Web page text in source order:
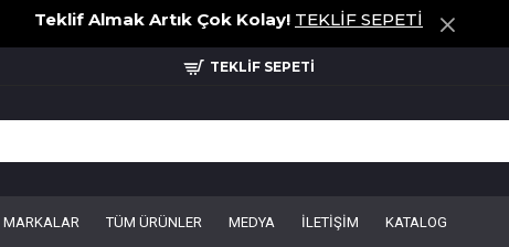
Teklif Almak Artık Çok Kolay! TEKLİF SEPETİ
TEKLİF SEPETİ
MARKALAR TÜM ÜRÜNLER MEDYA İLETİŞİM
KATALOG